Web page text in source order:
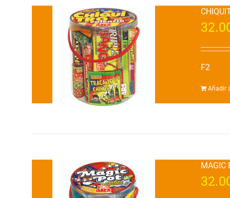
F2
Añadir
MAGIC